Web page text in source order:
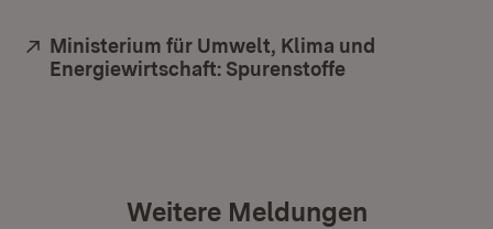
Extern:
Ministerium für Umwelt, Klima und
Energiewirtschaft: Spurenstoffe
Weitere Meldungen